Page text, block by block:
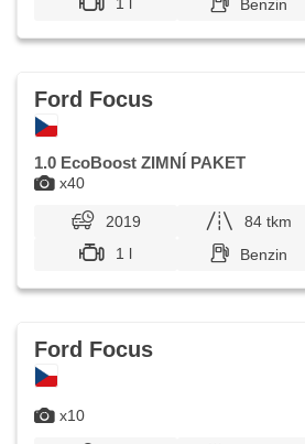
Benzin
x40
Ford Focus
1.0 EcoBoost ZIMNÍ PAKET
2019 84 tkm
1 l
Benzin
x10
Ford Focus